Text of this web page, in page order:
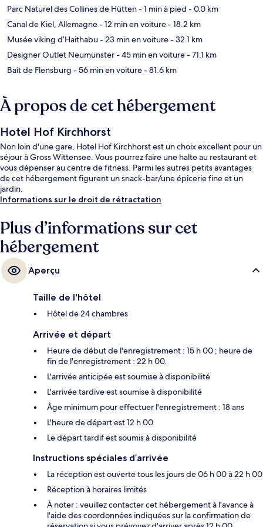
Parc Naturel des Collines de Hütten- 1 min à pied - 0.0 km
Canal de Kiel, Allemagne- 12 min en voiture- 18.2 km
Musée viking d’Haithabu- 23 min en voiture- 32.1 km
Designer Outlet Neumünster- 45 min en voiture- 71.1 km
Bait de Flensburg - 56 min en voiture- 81.6 km
À propos de cet hébergement
Hotel Hof Kirchhorst
Non loin d'une gare, Hotel Hof Kirchhorst est un choix excellent pour un
séjour à Gross Wittensee. Vous pourrez faire une halte au restaurant et
vous dépenser au centre de fitness. Parmi les autres petits avantages
de cet hébergement figurent un snack-bar/une épicerie fine et un
jardin.
Informations sur le droit de rétractation
Plus d’informations sur cet
hébergement
Aperçu
Taille de l'hôtel
Hôtel de 24 chambres
Arrivée et départ
Heure de début de l'enregistrement : 15 h 00 ; heure de
fin de l'enregistrement : 22 h 00.
L'arrivée anticipée est soumise à disponibilité
L'arrivée tardive est soumise à disponibilité
Âge minimum pour effectuer l'enregistrement : 18 ans
L'heure de départ est 12 h 00
Le départ tardif est soumis à disponibilité
Instructions spéciales d’arrivée
La réception est ouverte tous les jours de 06 h 00 à 22 h 00
Réception à horaires limités
À noter : veuillez contacter cet hébergement à l'avance à
l'aide des coordonnées indiquées sur la confirmation de